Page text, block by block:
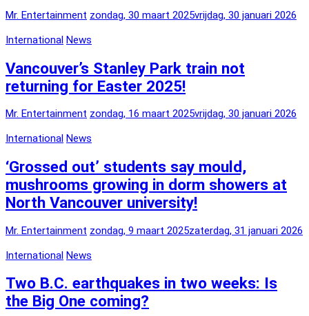
Mr. Entertainment zondag, 30 maart 2025vrijdag, 30 januari 2026
International News
Vancouver’s Stanley Park train not
returning for Easter 2025!
Mr. Entertainment zondag, 16 maart 2025vrijdag, 30 januari 2026
International News
‘Grossed out’ students say mould,
mushrooms growing in dorm showers at
North Vancouver university!
Mr. Entertainment zondag, 9 maart 2025zaterdag, 31 januari 2026
International News
Two B.C. earthquakes in two weeks: Is
the Big One coming?